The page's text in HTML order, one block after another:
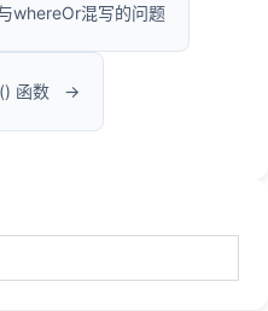
whereOr混写的问题
函数